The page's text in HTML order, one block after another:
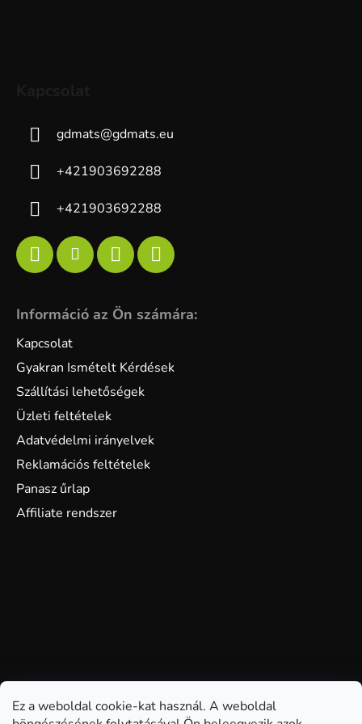
Ez a weboldal cookie-kat használ. A weboldal
gdmats@gdmats.eu
+421903692288
+421903692288
Információ az Ön számára:
Kapcsolat
Gyakran Ismételt Kérdések
Szállítási lehetőségek
Üzleti feltételek
Adatvédelmi irányelvek
Reklamációs feltételek
Panasz űrlap
Affiliate rendszer